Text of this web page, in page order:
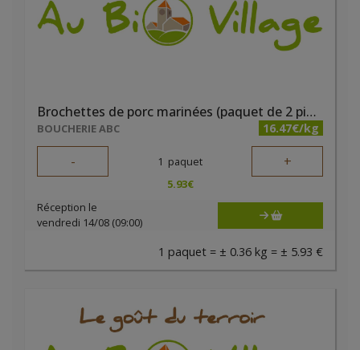
Brochettes de porc marinées (paquet de 2 pièces)
BOUCHERIE ABC 16.47€/kg
- 1 paquet +
5.93€
Réception le
vendredi 14/08 (09:00)
1 paquet = ± 0.36 kg = ± 5.93 €